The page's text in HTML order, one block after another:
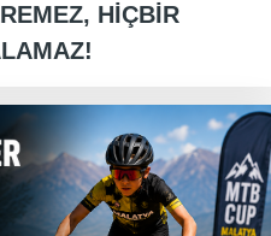
HİÇBİR